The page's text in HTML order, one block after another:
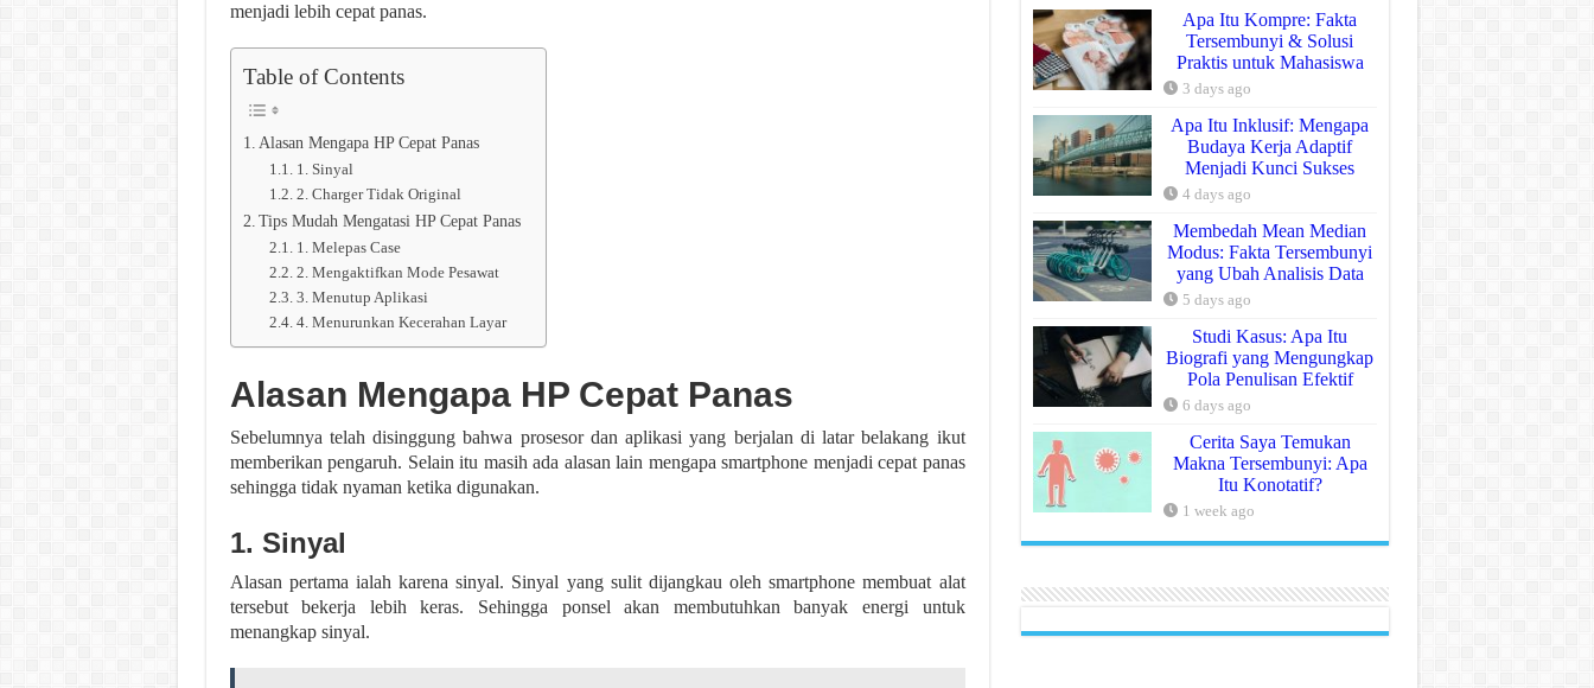
menjadi lebih cepat panas.
Table of Contents
Alasan Mengapa HP Cepat Panas
1. Sinyal
2. Charger Tidak Original
Tips Mudah Mengatasi HP Cepat Panas
1. Melepas Case
2. Mengaktifkan Mode Pesawat
3. Menutup Aplikasi
4. Menurunkan Kecerahan Layar
Alasan Mengapa HP Cepat Panas
Sebelumnya telah disinggung bahwa prosesor dan aplikasi yang berjalan di latar belakang ikut
memberikan pengaruh. Selain itu masih ada alasan lain mengapa smartphone menjadi cepat panas
sehingga tidak nyaman ketika digunakan.
1. Sinyal
Alasan pertama ialah karena sinyal. Sinyal yang sulit dijangkau oleh smartphone membuat alat
tersebut bekerja lebih keras. Sehingga ponsel akan membutuhkan banyak energi untuk
menangkap sinyal.
Apa Itu Kompre: Fakta
Tersembunyi & Solusi
Praktis untuk Mahasiswa
3 days ago
Apa Itu Inklusif: Mengapa
Budaya Kerja Adaptif
Menjadi Kunci Sukses
4 days ago
Membedah Mean Median
Modus: Fakta Tersembunyi
yang Ubah Analisis Data
5 days ago
Studi Kasus: Apa Itu
Biografi yang Mengungkap
Pola Penulisan Efektif
6 days ago
Cerita Saya Temukan
Makna Tersembunyi: Apa
Itu Konotatif?
1 week ago